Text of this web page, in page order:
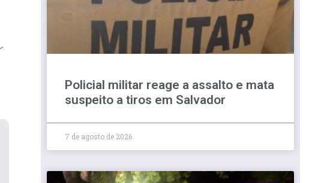
Policial militar reage a assalto e mata
suspeito a tiros em Salvador
7 de agosto de 2026